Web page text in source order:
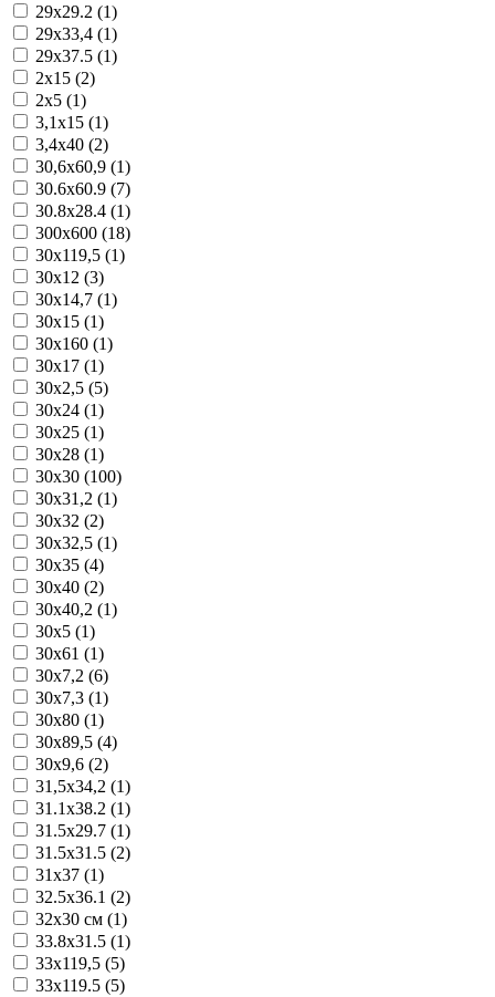
29x29.2 (1)
29x33,4 (1)
29x37.5 (1)
2x15 (2)
2x5 (1)
3,1x15 (1)
3,4x40 (2)
30,6x60,9 (1)
30.6x60.9 (7)
30.8x28.4 (1)
300x600 (18)
30x119,5 (1)
30x12 (3)
30x14,7 (1)
30x15 (1)
30x160 (1)
30x17 (1)
30x2,5 (5)
30x24 (1)
30x25 (1)
30x28 (1)
30x30 (100)
30x31,2 (1)
30x32 (2)
30x32,5 (1)
30x35 (4)
30x40 (2)
30x40,2 (1)
30x5 (1)
30x61 (1)
30x7,2 (6)
30x7,3 (1)
30x80 (1)
30x89,5 (4)
30x9,6 (2)
31,5x34,2 (1)
31.1x38.2 (1)
31.5x29.7 (1)
31.5x31.5 (2)
31x37 (1)
32.5x36.1 (2)
32x30 см (1)
33.8x31.5 (1)
33x119,5 (5)
33x119.5 (5)